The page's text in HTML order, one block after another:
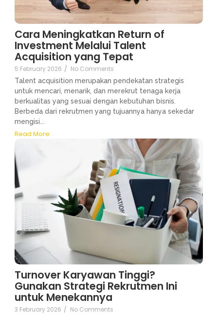
Cara Meningkatkan Return of
Investment Melalui Talent
Acquisition yang Tepat
5 February 2026 / No Comments
Talent acquisition merupakan pendekatan strategis
untuk mencari, menarik, dan merekrut tenaga kerja
berkualitas yang sesuai dengan kebutuhan bisnis.
Berbeda dari rekrutmen yang tujuannya hanya sekedar
mengisi...
Read More
Turnover Karyawan Tinggi?
Gunakan Strategi Rekrutmen Ini
untuk Menekannya
3 February 2026 / No Comments